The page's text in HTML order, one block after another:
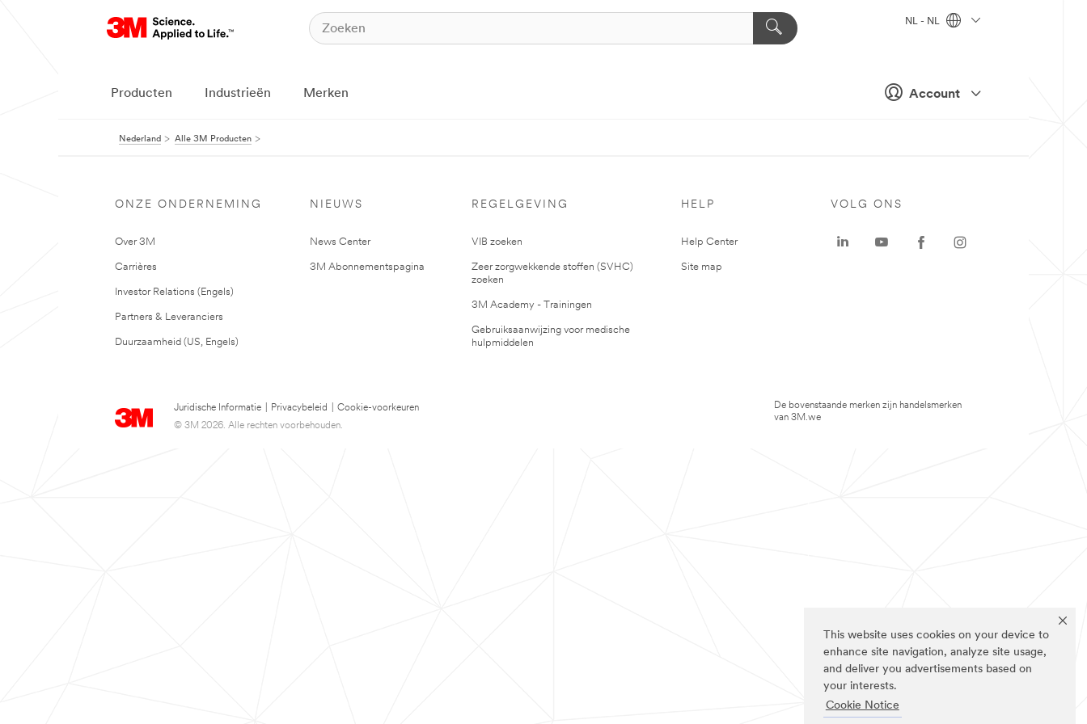
This website uses cookies on your device to
enhance site navigation, analyze site usage,
and deliver you advertisements based on
your interests.
Cookie Notice
Account
NL - NL
Producten Industrieën Merken
Nederland Alle 3M Producten
ONZE ONDERNEMING
Over 3M
Carrières
Investor Relations (Engels)
Partners & Leveranciers
Duurzaamheid (US, Engels)
NIEUWS
News Center
3M Abonnementspagina
REGELGEVING
VIB zoeken
Zeer zorgwekkende stoffen (SVHC)
zoeken
3M Academy - Trainingen
Gebruiksaanwijzing voor medische
hulpmiddelen
HELP
Help Center
Site map
Juridische Informatie Privacybeleid
Cookie-voorkeuren
© 3M 2026. Alle rechten voorbehouden.
VOLG ONS
De bovenstaande merken zijn handelsmerken
van 3M.we